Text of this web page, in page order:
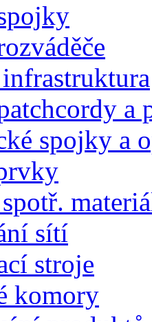
a
spojky a
sítí
stroje
komory